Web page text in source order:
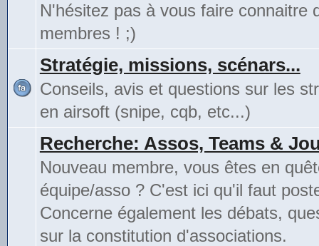
N'hésitez pas à vous faire connaitre
membres ! ;)
Stratégie, missions, scénars...
Conseils, avis et questions sur les
en airsoft (snipe, cqb, etc...)
Recherche: Assos, Teams &
Nouveau membre, vous êtes en
équipe/asso ? C'est ici qu'il faut
Concerne également les débats,
sur la constitution d'associations.